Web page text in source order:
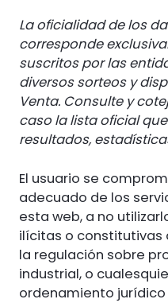
La oficialidad de los
corresponde
suscritos por las
diversos sorteos y
Venta. Consulte y
caso la lista oficial
resultados,
El usuario se
adecuado de los
esta web, a no
ilícitas o constitutivas
la regulación sobre
industrial, o
ordenamiento